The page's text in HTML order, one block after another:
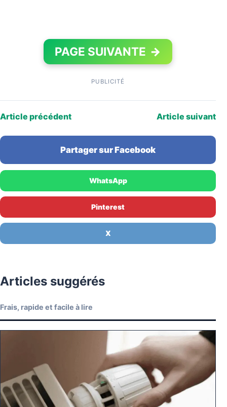
PAGE SUIVANTE →
PUBLICITÉ
Article précédent Article suivant
Partager sur Facebook
WhatsApp
Pinterest
X
Articles suggérés
Frais, rapide et facile à lire